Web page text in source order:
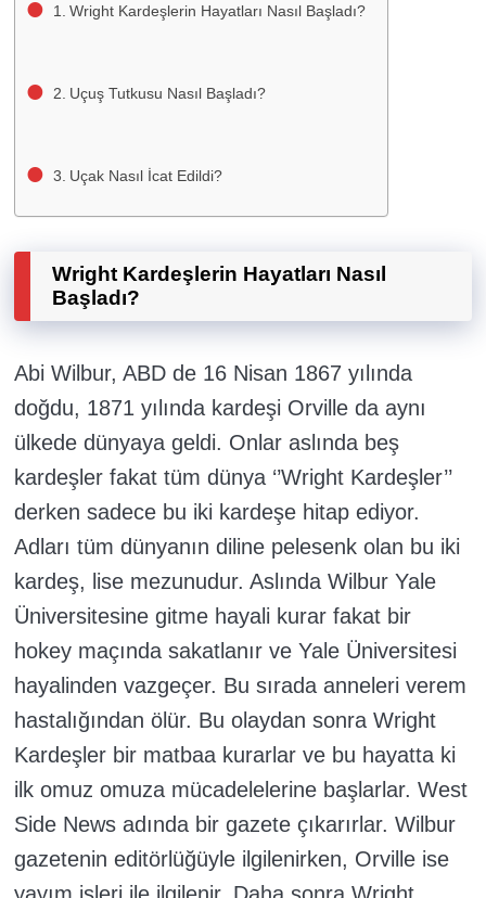
Wright Kardeşlerin Hayatları Nasıl Başladı?
Uçuş Tutkusu Nasıl Başladı?
Uçak Nasıl İcat Edildi?
Wright Kardeşlerin Hayatları Nasıl
Başladı?
Abi Wilbur, ABD de 16 Nisan 1867 yılında
doğdu, 1871 yılında kardeşi Orville da aynı
ülkede dünyaya geldi. Onlar aslında beş
kardeşler fakat tüm dünya ‘’Wright Kardeşler’’
derken sadece bu iki kardeşe hitap ediyor.
Adları tüm dünyanın diline pelesenk olan bu iki
kardeş, lise mezunudur. Aslında Wilbur Yale
Üniversitesine gitme hayali kurar fakat bir
hokey maçında sakatlanır ve Yale Üniversitesi
hayalinden vazgeçer. Bu sırada anneleri verem
hastalığından ölür. Bu olaydan sonra Wright
Kardeşler bir matbaa kurarlar ve bu hayatta ki
ilk omuz omuza mücadelelerine başlarlar. West
Side News adında bir gazete çıkarırlar. Wilbur
gazetenin editörlüğüyle ilgilenirken, Orville ise